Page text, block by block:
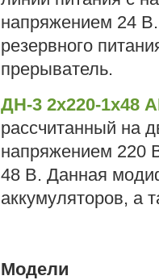
напряжением 24
резервного
прерыватель.
ДН-3 2х220-1х48
рассчитанный на
напряжением 220
48 В. Данная
аккумуляторов, а
Модели